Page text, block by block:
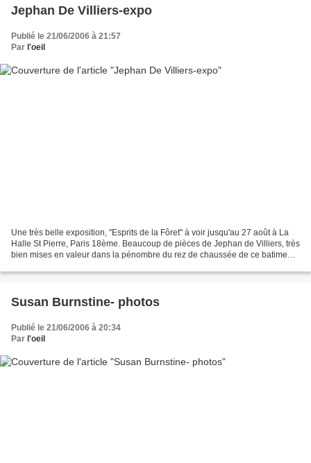
Jephan De Villiers-expo
Publié le 21/06/2006 à 21:57
Par l'oeil
Une très belle exposition, "Esprits de la Fôret" à voir jusqu'au 27 août à La
Halle St Pierre, Paris 18ème. Beaucoup de pièces de Jephan de Villiers, très
bien mises en valeur dans la pénombre du rez de chaussée de ce batiment
Susan Burnstine- photos
Publié le 21/06/2006 à 20:34
Par l'oeil